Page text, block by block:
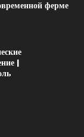
ферме
|